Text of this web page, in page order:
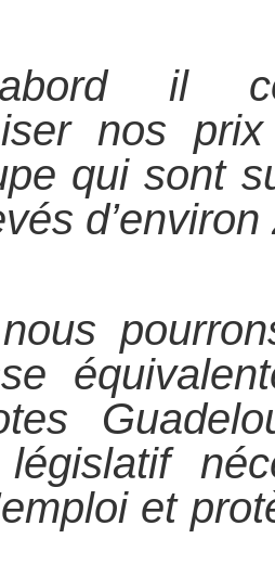
il
nos
qui sont
d’environ
législatif
et